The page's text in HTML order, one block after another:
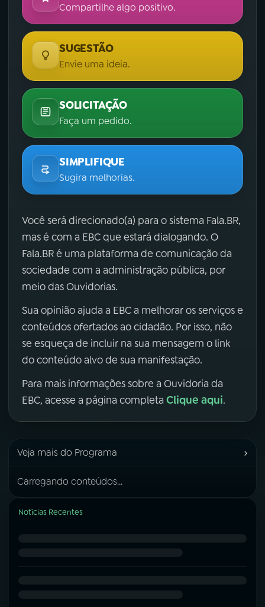
Compartilhe algo positivo.
SUGESTÃO
Envie uma ideia.
SOLICITAÇÃO
Faça um pedido.
SIMPLIFIQUE
Sugira melhorias.
Você será direcionado(a) para o sistema Fala.BR,
mas é com a EBC que estará dialogando. O
Fala.BR é uma plataforma de comunicação da
sociedade com a administração pública, por
meio das Ouvidorias.
Sua opinião ajuda a EBC a melhorar os serviços e
conteúdos ofertados ao cidadão. Por isso, não
se esqueça de incluir na sua mensagem o link
do conteúdo alvo de sua manifestação.
Para mais informações sobre a Ouvidoria da
EBC, acesse a página completa Clique aqui.
Veja mais do Programa ›
Carregando conteúdos...
Notícias Recentes